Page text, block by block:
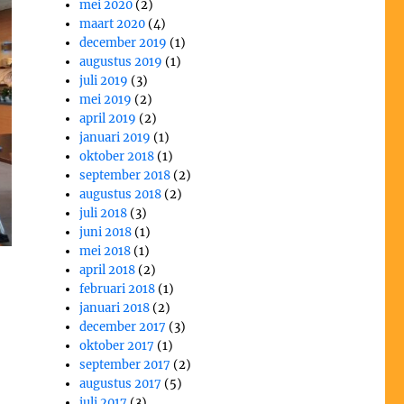
mei 2020(2)
maart 2020(4)
december 2019 (1)
augustus 2019 (1)
juli 2019 (3)
mei 2019 (2)
april 2019 (2)
januari 2019 (1)
oktober 2018(1)
september 2018(2)
augustus 2018(2)
juli 2018(3)
juni 2018(1)
mei 2018(1)
april 2018(2)
februari 2018(1)
januari 2018(2)
december 2017 (3)
oktober 2017 (1)
september 2017 (2)
augustus 2017 (5)